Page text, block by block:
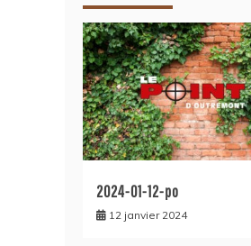
2024-01-12-po
12 janvier 2024